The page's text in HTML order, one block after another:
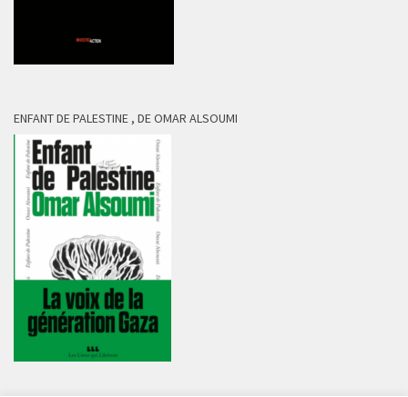
ENFANT DE PALESTINE , DE OMAR ALSOUMI